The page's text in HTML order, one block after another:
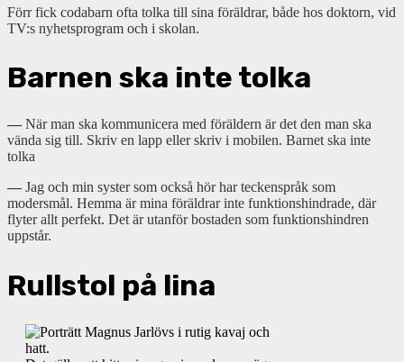
Förr fick codabarn ofta tolka till sina föräldrar, både hos doktorn, vid
TV:s nyhetsprogram och i skolan.
Barnen ska inte tolka
— När man ska kommunicera med föräldern är det den man ska
vända sig till. Skriv en lapp eller skriv i mobilen. Barnet ska inte
tolka
— Jag och min syster som också hör har teckenspråk som
modersmål. Hemma är mina föräldrar inte funktionshindrade, där
flyter allt perfekt. Det är utanför bostaden som funktionshindren
uppstår.
Rullstol på lina